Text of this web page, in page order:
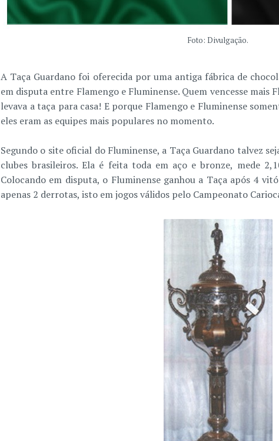
Foto: Divulgação.
A Taça Guardano foi oferecida por uma antiga fábrica de
em disputa entre Flamengo e Fluminense. Quem vencesse
levava a taça para casa! E porque Flamengo e Fluminense
eles eram as equipes mais populares no momento.
Segundo o site oficial do Fluminense, a Taça Guardano talvez
clubes brasileiros. Ela é feita toda em aço e bronze, mede
Colocando em disputa, o Fluminense ganhou a Taça após 4
apenas 2 derrotas, isto em jogos válidos pelo Campeonato